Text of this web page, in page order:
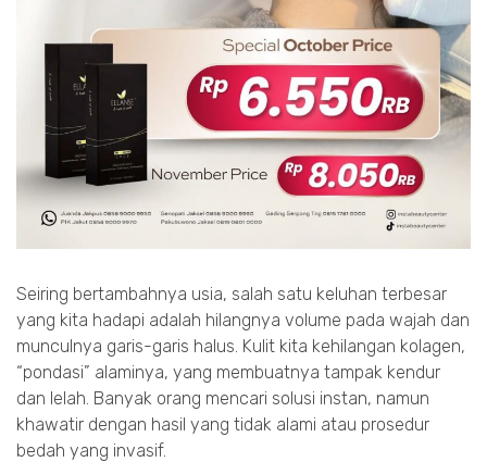
Seiring bertambahnya usia, salah satu keluhan terbesar
yang kita hadapi adalah hilangnya volume pada wajah dan
munculnya garis-garis halus. Kulit kita kehilangan kolagen,
“pondasi” alaminya, yang membuatnya tampak kendur
dan lelah. Banyak orang mencari solusi instan, namun
khawatir dengan hasil yang tidak alami atau prosedur
bedah yang invasif.